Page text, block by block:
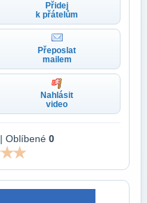
Přidej
k přátelům
Přeposlat
mailem
Nahlásit
video
| Oblíbené 0